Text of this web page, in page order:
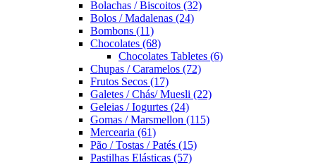
Bolachas / Biscoitos (32)
Bolos / Madalenas (24)
Bombons (11)
Chocolates (68)
Chocolates Tabletes (6)
Chupas / Caramelos (72)
Frutos Secos (17)
Galetes / Chás/ Muesli (22)
Geleias / Iogurtes (24)
Gomas / Marsmellon (115)
Mercearia (61)
Pão / Tostas / Patés (15)
Pastilhas Elásticas (57)